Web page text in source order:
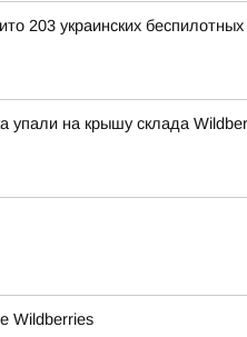
203 украинских
на крышу склада
Wildberries